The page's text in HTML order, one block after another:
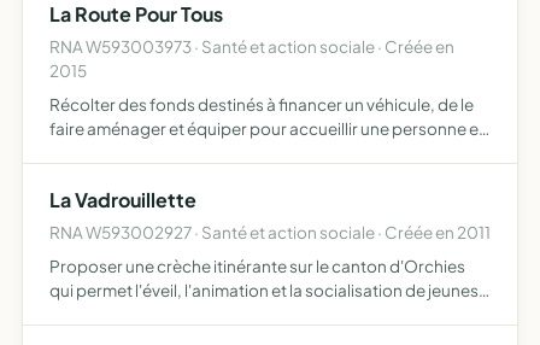
La Route Pour Tous
RNA W593003973 · Santé et action sociale · Créée en
2015
Récolter des fonds destinés à financer un véhicule, de le
faire aménager et équiper pour accueillir une personne en
La Vadrouillette
RNA W593002927 · Santé et action sociale · Créée en 2011
Proposer une crèche itinérante sur le canton d'Orchies
qui permet l'éveil, l'animation et la socialisation de jeunes